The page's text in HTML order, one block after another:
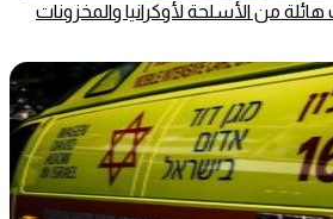
من الأسلحة لأوكرانيا والمخزونات